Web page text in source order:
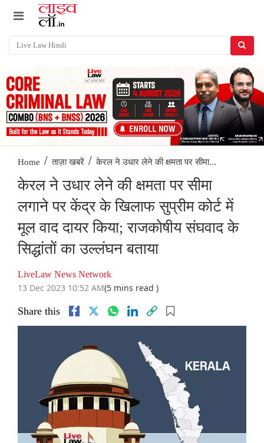
Home / ताज़ा खबरें / केरल ने उधार लेने की क्षमता पर सीमा...
केरल ने उधार लेने की क्षमता पर सीमा
लगाने पर केंद्र के खिलाफ सुप्रीम कोर्ट में
मूल वाद दायर किया; राजकोषीय संघवाद के
सिद्धांतों का उल्लंघन बताया
LiveLaw News Network
13 Dec 2023 10:52 AM(5 mins read )
Share this